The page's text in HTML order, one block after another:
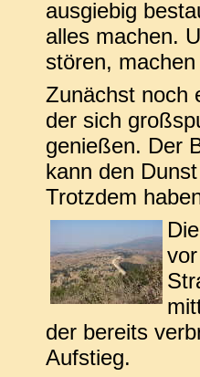
ausgiebig
alles machen.
stören,
Zunächst noch
der sich
genießen. Der
kann den
Trotzdem
der bereits
Aufstieg.